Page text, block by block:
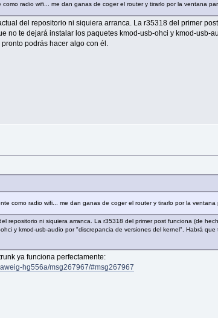
radio wifi... me dan ganas de coger el router y tirarlo por la ventana
del repositorio ni siquiera arranca. La r35318 del primer
no te dejará instalar los paquetes kmod-usb-ohci y kmod-
podrás hacer algo con él.
como radio wifi... me dan ganas de coger el router y tirarlo por la
repositorio ni siquiera arranca. La r35318 del primer post funciona (de
y kmod-usb-audio por "discrepancia de versiones del kernel". Habrá
ya funciona perfectamente:
hg556a/msg267967/#msg267967